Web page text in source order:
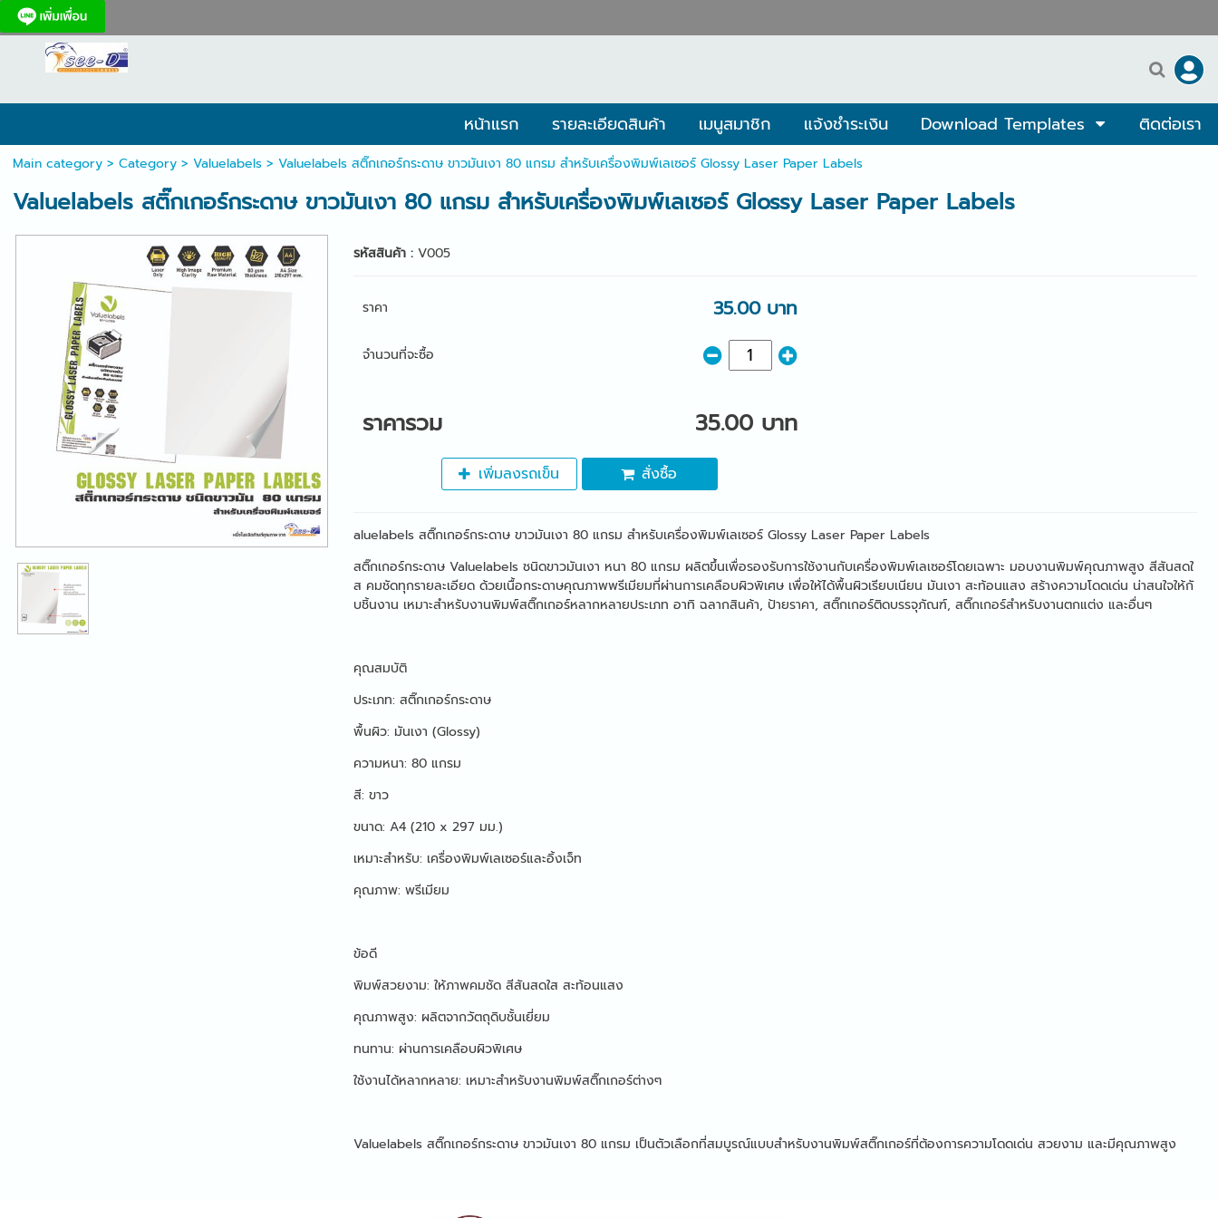
หน้าแรก รายละเอียดสินค้า เมนูสมาชิก แจ้งชำระเงิน Download Templates ติดต่อเรา
Main category> Category> Valuelabels> Valuelabels สติ๊กเกอร์กระดาษ ขาวมันเงา 80 แกรม สำหรับเครื่องพิมพ์เลเซอร์ Glossy Laser Paper Labels
Valuelabels สติ๊กเกอร์กระดาษ ขาวมันเงา 80 แกรม สำหรับเครื่องพิมพ์เลเซอร์ Glossy Laser Paper Labels
รหัสสินค้า : V005
ราคา 35.00 บาท
จำนวนที่จะซื้อ
ราคารวม 35.00 บาท
เพิ่มลงรถเข็น สั่งซื้อ
aluelabels สติ๊กเกอร์กระดาษ ขาวมันเงา 80 แกรม สำหรับเครื่องพิมพ์เลเซอร์ Glossy Laser Paper Labels
สติ๊กเกอร์กระดาษ Valuelabels ชนิดขาวมันเงา หนา 80 แกรม ผลิตขึ้นเพื่อรองรับการใช้งานกับเครื่องพิมพ์เลเซอร์โดยเฉพาะ มอบงานพิมพ์คุณภาพสูง สีสันสดใ
ส คมชัดทุกรายละเอียด ด้วยเนื้อกระดาษคุณภาพพรีเมียมที่ผ่านการเคลือบผิวพิเศษ เพื่อให้ได้พื้นผิวเรียบเนียน มันเงา สะท้อนแสง สร้างความโดดเด่น น่าสนใจให้กั
บชิ้นงาน เหมาะสำหรับงานพิมพ์สติ๊กเกอร์หลากหลายประเภท อาทิ ฉลากสินค้า, ป้ายราคา, สติ๊กเกอร์ติดบรรจุภัณฑ์, สติ๊กเกอร์สำหรับงานตกแต่ง และอื่นๆ
คุณสมบัติ
ประเภท: สติ๊กเกอร์กระดาษ
พื้นผิว: มันเงา (Glossy)
ความหนา: 80 แกรม
สี: ขาว
ขนาด: A4 (210 x 297 มม.)
เหมาะสำหรับ: เครื่องพิมพ์เลเซอร์และอิ้งเจ็ท
คุณภาพ: พรีเมียม
ข้อดี
พิมพ์สวยงาม: ให้ภาพคมชัด สีสันสดใส สะท้อนแสง
คุณภาพสูง: ผลิตจากวัตถุดิบชั้นเยี่ยม
ทนทาน: ผ่านการเคลือบผิวพิเศษ
ใช้งานได้หลากหลาย: เหมาะสำหรับงานพิมพ์สติ๊กเกอร์ต่างๆ
Valuelabels สติ๊กเกอร์กระดาษ ขาวมันเงา 80 แกรม เป็นตัวเลือกที่สมบูรณ์แบบสำหรับงานพิมพ์สติ๊กเกอร์ที่ต้องการความโดดเด่น สวยงาม และมีคุณภาพสูง